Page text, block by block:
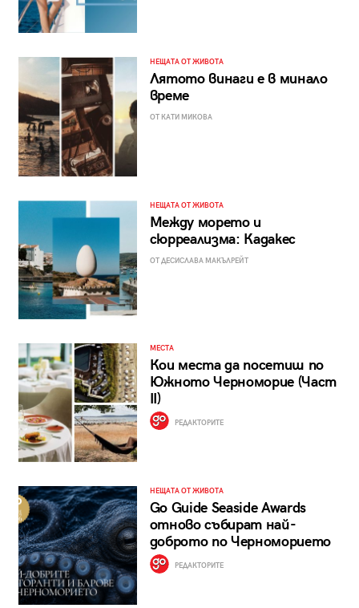
НЕЩАТА ОТ ЖИВОТА
Лятото винаги е в минало
време
ОТ КАТИ МИКОВА
НЕЩАТА ОТ ЖИВОТА
Между морето и
сюрреализма: Кадакес
ОТ ДЕСИСЛАВА МАКЪЛРЕЙТ
МЕСТА
Кои места да посетиш по
Южното Черноморие (Част
II)
РЕДАКТОРИТЕ
НЕЩАТА ОТ ЖИВОТА
Go Guide Seaside Awards
отново събират най-
доброто по Черноморието
РЕДАКТОРИТЕ